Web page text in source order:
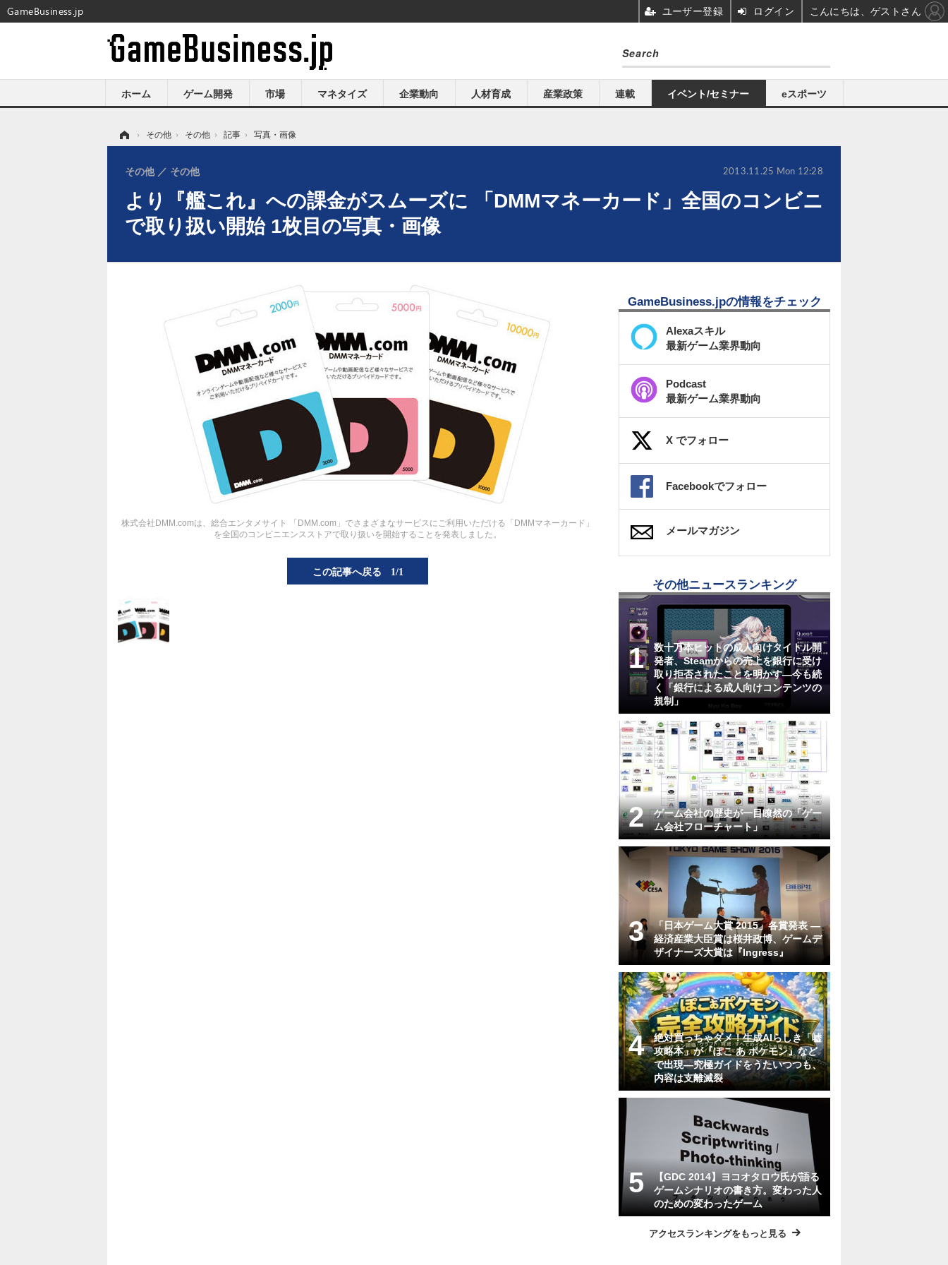
ホーム ゲーム開発 市場 マネタイズ 企業動向 人材育成 産業政策 連載 イベント/セミナー eスポーツ
› その他 › その他 › 記事 › 写真・画像
より『艦これ』への課金がスムーズに 「DMMマネーカード」全国のコンビニ
で取り扱い開始 1枚目の写真・画像
その他 その他 2013.11.25 Mon 12:28
株式会社DMM.comは、総合エンタメサイト 「DMM.com」でさまざまなサービスにご利用いただける「DMMマネーカード」
を全国のコンビニエンスストアで取り扱いを開始することを発表しました。
この記事へ戻る 1/1
GameBusiness.jpの情報をチェック
Alexaスキル
最新ゲーム業界動向
Podcast
最新ゲーム業界動向
X でフォロー
Facebookでフォロー
メールマガジン
その他ニュースランキング
数十万本ヒットの成人向けタイトル開
発者、Steamからの売上を銀行に受け
取り拒否されたことを明かす―今も続
く「銀行による成人向けコンテンツの
規制」
ゲーム会社の歴史が一目瞭然の「ゲー
ム会社フローチャート」
「日本ゲーム大賞 2015」各賞発表 ―
経済産業大臣賞は桜井政博、ゲームデ
ザイナーズ大賞は『Ingress』
絶対買っちゃダメ！生成AIらしき「嘘
攻略本」が『ぽこ あ ポケモン』など
で出現―究極ガイドをうたいつつも、
内容は支離滅裂
【GDC 2014】ヨコオタロウ氏が語る
ゲームシナリオの書き方。変わった人
のための変わったゲーム
アクセスランキングをもっと見る
GameBusiness.jp ユーザー登録 ログイン こんにちは、ゲストさん